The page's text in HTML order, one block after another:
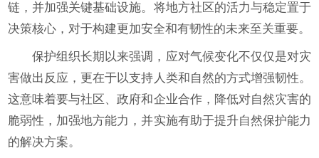
链，并加强关键基础设施。将地方社区的活力与稳定置于
决策核心，对于构建更加安全和有韧性的未来至关重要。
保护组织长期以来强调，应对气候变化不仅仅是对灾
害做出反应，更在于以支持人类和自然的方式增强韧性。
这意味着要与社区、政府和企业合作，降低对自然灾害的
脆弱性，加强地方能力，并实施有助于提升自然保护能力
的解决方案。